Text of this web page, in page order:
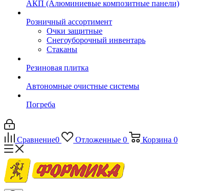
АКП (Алюминиевые композитные панели)
Розничный ассортимент
Очки защитные
Снегоуборочный инвентарь
Стаканы
Резиновая плитка
Автономные очистные системы
Погреба
Сравнение0 Отложенные 0 Корзина 0